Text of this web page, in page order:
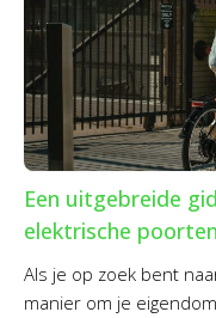
Een uitgebreide
elektrische
Als je op zoek bent
manier om je